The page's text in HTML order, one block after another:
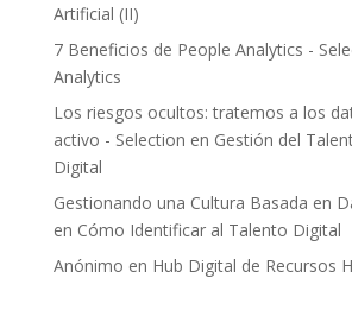
Artificial (II)
7 Beneficios de People Analytics -
Analytics
Los riesgos ocultos: tratemos a los
activo - Selection en Gestión del
Digital
Gestionando una Cultura Basada en
en Cómo Identificar al Talento Digital
Anónimo en Hub Digital de Recursos